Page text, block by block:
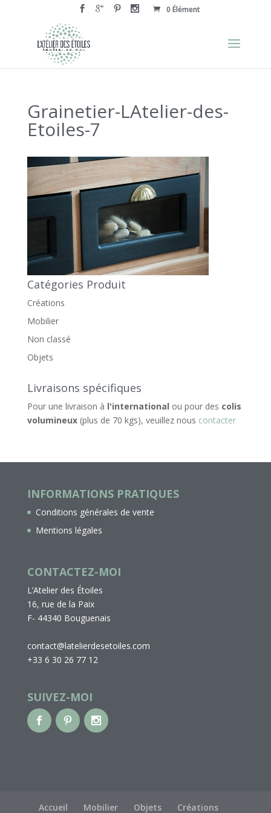
0 Élément
Grainetier-LAtelier-des-
Etoiles-7
Catégories Produit
Créations
Mobilier
Non classé
Objets
Livraisons spécifiques
Pour une livraison à l'international ou pour des colis
volumineux(plus de 70 kgs), veuillez nous contacter
INFORMATIONS PRATIQUES
Conditions générales de vente
Mentions légales
CONTACTEZ-MOI
L’Atelier des Étoiles
16, rue de la Paix
F- 44340 Bouguenais
contact@latelierdesetoiles.com
+33 6 30 26 77 12
SUIVEZ-MOI
Accueil Mobilier Objets Créations